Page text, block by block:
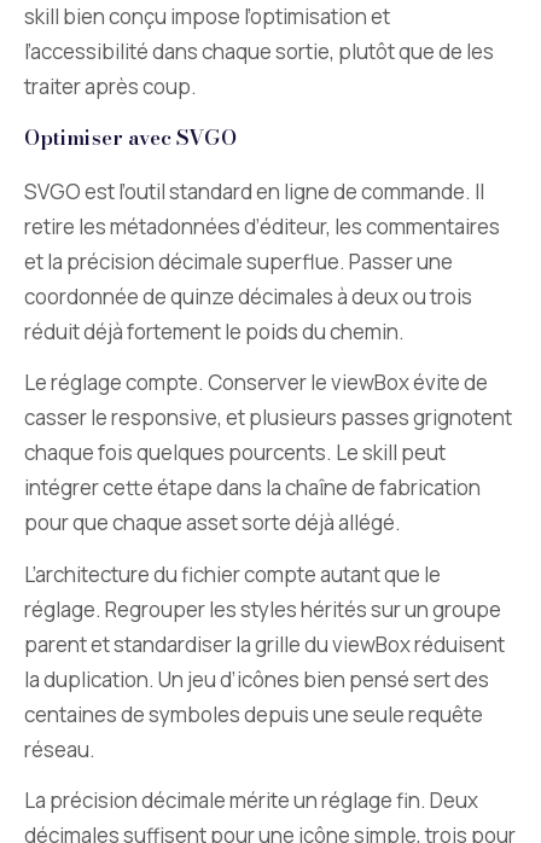
skill bien conçu impose l’optimisation et
l’accessibilité dans chaque sortie, plutôt que de les
traiter après coup.
Optimiser avec SVGO
SVGO est l’outil standard en ligne de commande. Il
retire les métadonnées d’éditeur, les commentaires
et la précision décimale superflue. Passer une
coordonnée de quinze décimales à deux ou trois
réduit déjà fortement le poids du chemin.
Le réglage compte. Conserver le viewBox évite de
casser le responsive, et plusieurs passes grignotent
chaque fois quelques pourcents. Le skill peut
intégrer cette étape dans la chaîne de fabrication
pour que chaque asset sorte déjà allégé.
L’architecture du fichier compte autant que le
réglage. Regrouper les styles hérités sur un groupe
parent et standardiser la grille du viewBox réduisent
la duplication. Un jeu d’icônes bien pensé sert des
centaines de symboles depuis une seule requête
réseau.
La précision décimale mérite un réglage fin. Deux
décimales suffisent pour une icône simple, trois pour